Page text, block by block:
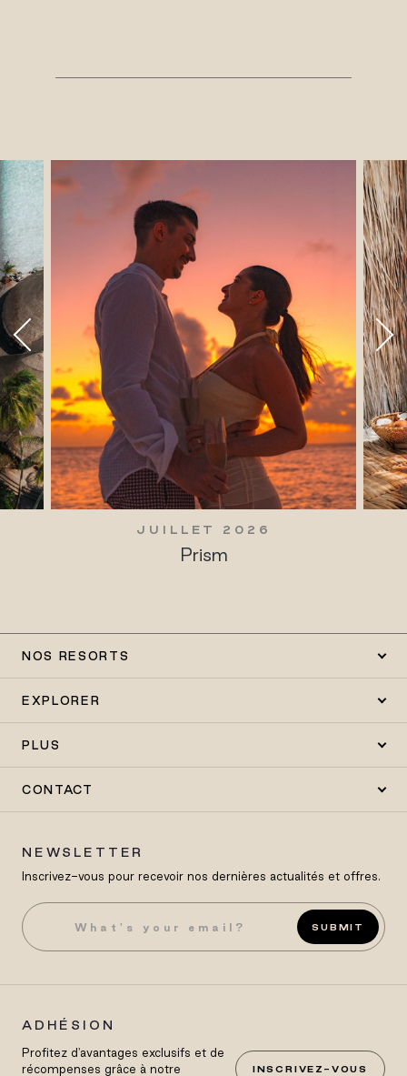
JUILLET 2026
Prism
NOS RESORTS
EXPLORER
PLUS
CONTACT
NEWSLETTER
Inscrivez-vous pour recevoir nos dernières actualités et offres.
SUBMIT
ADHÉSION
Profitez d'avantages exclusifs et de
récompenses grâce à notre
INSCRIVEZ-VOUS